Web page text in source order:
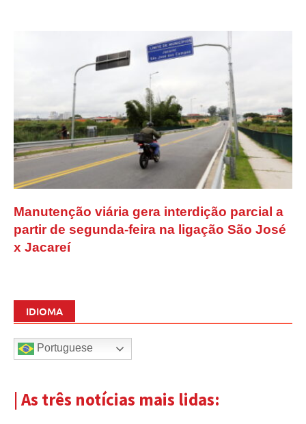
Manutenção viária gera interdição parcial a
partir de segunda-feira na ligação São José
x Jacareí
IDIOMA
Portuguese
| As três notícias mais lidas: